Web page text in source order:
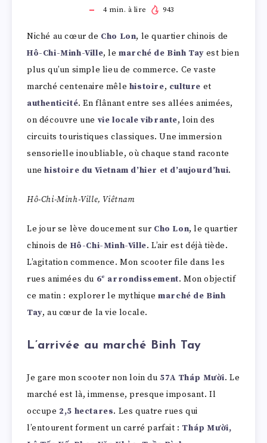
4min. à lire 943
Niché au cœur de Cho Lon, le quartier chinois de
Hô-Chi-Minh-Ville, lemarché de Binh Tay est bien
plus qu’un simple lieu de commerce. Ce vaste
marché centenaire mêle histoire, culture et
authenticité. En flânant entre ses allées animées,
on découvre une vie locale vibrante, loin des
circuits touristiques classiques. Une immersion
sensorielle inoubliable, où chaque stand raconte
unehistoire du Vietnam d’hier et d’aujourd’hui.
Hô-Chi-Minh-Ville, Viêtnam
Le jour se lève doucement sur Cho Lon, le quartier
chinois de Hô-Chi-Minh-Ville. L’air est déjà tiède.
L’agitation commence. Mon scooter file dans les
rues animées du 6ᵉ arrondissement. Mon objectif
ce matin : explorer le mythiquemarché de Binh
Tay, au cœur de la vie locale.
L’arrivée au marché Binh Tay
Je gare mon scooter non loin du 57A Tháp Mười. Le
marché est là, immense, presque imposant. Il
occupe 2,5 hectares. Les quatre rues qui
l’entourent forment un carré parfait : Tháp Mười,